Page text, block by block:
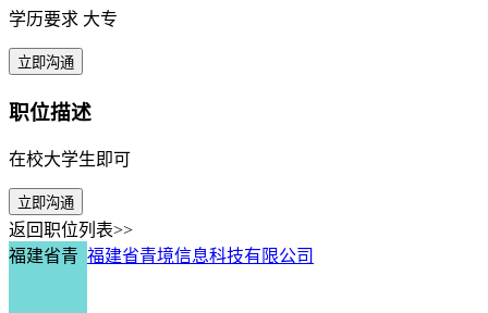
学历要求 大专
立即沟通
职位描述
在校大学生即可
立即沟通
返回职位列表>>
福建省青 福建省青境信息科技有限公司